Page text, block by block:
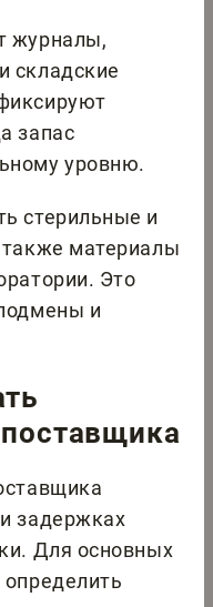
журналы,
складские
запас
уровню.
стерильные и
материалы
Это
и
задержках
Для основных